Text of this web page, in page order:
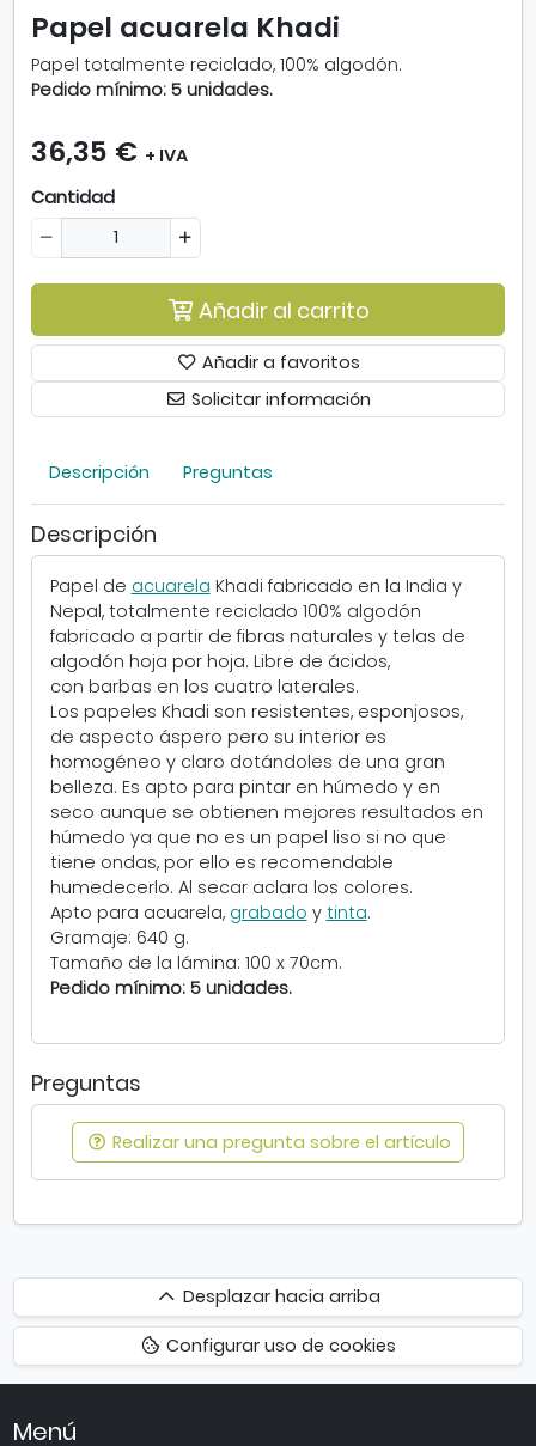
-
a
p
e
a
e
Papel acuarela Khadi
Papel totalmente reciclado, 100% algodón.
Pedido mínimo: 5 unidades.
36,35 € + IVA
Cantidad
Añadir al carrito
Añadir a favoritos
Solicitar información
Descripción Preguntas
Descripción
Papel de acuarela Khadi fabricado en la India y
Nepal, totalmente reciclado 100% algodón
fabricado a partir de fibras naturales y telas de
algodón hoja por hoja. Libre de ácidos,
con barbas en los cuatro laterales.
Los papeles Khadi son resistentes, esponjosos,
de aspecto áspero pero su interior es
homogéneo y claro dotándoles de una gran
belleza. Es apto para pintar en húmedo y en
seco aunque se obtienen mejores resultados en
húmedo ya que no es un papel liso si no que
tiene ondas, por ello es recomendable
humedecerlo. Al secar aclara los colores.
Apto para acuarela, grabado y tinta.
Gramaje: 640 g.
Tamaño de la lámina: 100 x 70cm.
Pedido mínimo: 5 unidades.
Preguntas
Realizar una pregunta sobre el artículo
Desplazar
hacia
arriba
Desplazar hacia arriba
Configurar uso de cookies
Menú